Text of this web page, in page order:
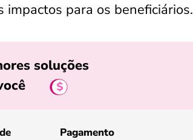
impactos para os beneficiários.
soluções
Pagamento